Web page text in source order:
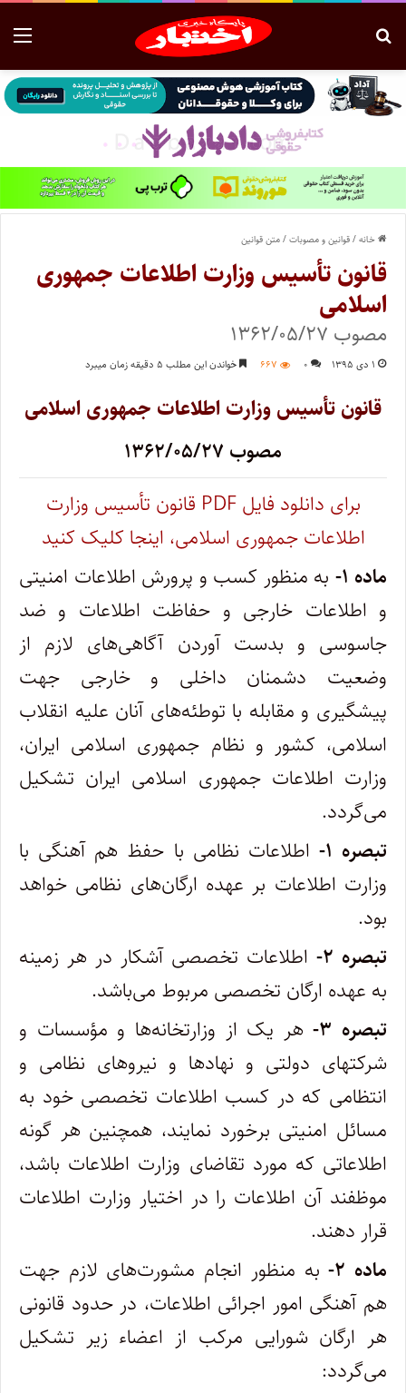
خانه/قوانین و مصوبات/متن قوانین
قانون تأسیس وزارت اطلاعات جمهوری
اسلامی
مصوب ۱۳۶۲/۰۵/۲۷
۱ دی ۱۳۹۵ ۰ ۶۶۷ خواندن این مطلب ۵ دقیقه زمان میبرد
قانون تأسیس وزارت اطلاعات جمهوری اسلامی
مصوب ۱۳۶۲/۰۵/۲۷
برای دانلود فایل PDF‌ قانون تأسیس وزارت
اطلاعات جمهوری اسلامی، اینجا کلیک کنید
ماده ۱-
به منظور کسب و پرورش اطلاعات امنیتی
و اطلاعات خارجی و حفاظت اطلاعات و ضد
جاسوسی و بدست آوردن آگاهی‌های لازم از
وضعیت دشمنان داخلی و خارجی جهت
پیشگیری و مقابله با توطئه‌های آنان علیه انقلاب
اسلامی، کشور و نظام جمهوری اسلامی ایران،
وزارت‌ اطلاعات جمهوری اسلامی ایران تشکیل
می‌گردد.
تبصره ۱-
اطلاعات نظامی با حفظ هم آهنگی با
وزارت اطلاعات بر عهده ارگان‌های نظامی خواهد
بود.
تبصره ۲-
اطلاعات تخصصی آشکار در هر زمینه
به عهده ارگان تخصصی مربوط می‌باشد.
تبصره ۳-
هر یک از وزارتخانه‌ها و مؤسسات و
شرکتهای دولتی و نهادها و نیروهای نظامی و
انتظامی که در کسب اطلاعات تخصصی خود به
‌مسائل امنیتی برخورد نمایند، همچنین هر گونه
اطلاعاتی که مورد تقاضای وزارت اطلاعات باشد،
موظفند آن اطلاعات را در اختیار وزارت اطلاعات‌
قرار دهند.
ماده ۲-
به منظور انجام مشورت‌های لازم جهت
هم آهنگی امور اجرائی اطلاعات، در حدود قانونی
هر ارگان شورایی مرکب از اعضاء زیر تشکیل‌
می‌گردد: